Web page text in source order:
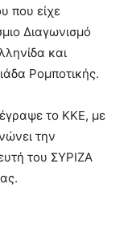
που είχε
Διαγωνισμό
και
Ρομποτικής.
το ΚΚΕ, με
την
του ΣΥΡΙΖΑ